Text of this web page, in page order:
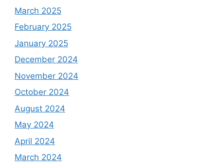
March 2025
February 2025
January 2025
December 2024
November 2024
October 2024
August 2024
May 2024
April 2024
March 2024